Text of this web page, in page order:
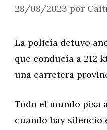
28/08/2023 por
La policía detuvo
que conducía a 212
una carretera
Todo el mundo pisa
cuando hay silencio